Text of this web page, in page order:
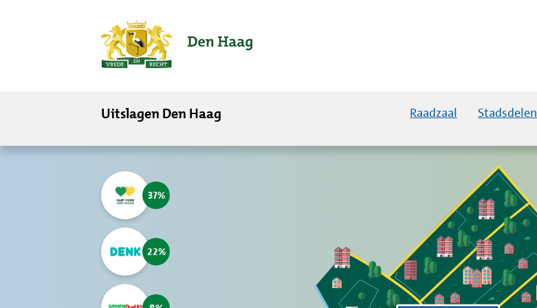
Uitslagen Den Haag Raadzaal Stadsdelen
37
22